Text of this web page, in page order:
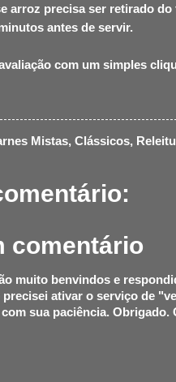
arroz precisa ser retirado
antes de servir.
com um simples
Mistas, Clássicos,
comentário
muito benvindos e
ativar o serviço de
sua paciência. Obrigado.